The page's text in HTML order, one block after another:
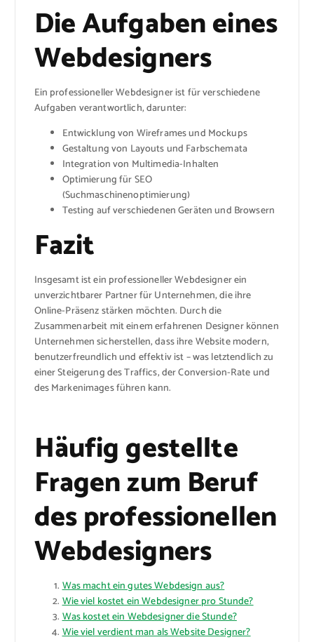
Die Aufgaben eines
Webdesigners
Ein professioneller Webdesigner ist für verschiedene
Aufgaben verantwortlich, darunter:
Entwicklung von Wireframes und Mockups
Gestaltung von Layouts und Farbschemata
Integration von Multimedia-Inhalten
Optimierung für SEO
(Suchmaschinenoptimierung)
Testing auf verschiedenen Geräten und Browsern
Fazit
Insgesamt ist ein professioneller Webdesigner ein
unverzichtbarer Partner für Unternehmen, die ihre
Online-Präsenz stärken möchten. Durch die
Zusammenarbeit mit einem erfahrenen Designer können
Unternehmen sicherstellen, dass ihre Website modern,
benutzerfreundlich und effektiv ist – was letztendlich zu
einer Steigerung des Traffics, der Conversion-Rate und
des Markenimages führen kann.
Häufig gestellte
Fragen zum Beruf
des professionellen
Webdesigners
Was macht ein gutes Webdesign aus?
Wie viel kostet ein Webdesigner pro Stunde?
Was kostet ein Webdesigner die Stunde?
Wie viel verdient man als Website Designer?